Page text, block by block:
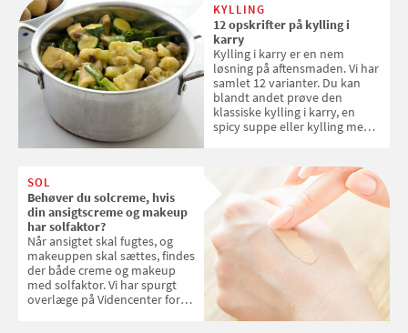
KYLLING
12 opskrifter på kylling i
karry
Kylling i karry er en nem
løsning på aftensmaden. Vi har
samlet 12 varianter. Du kan
blandt andet prøve den
klassiske kylling i karry, en
spicy suppe eller kylling med
SOL
Behøver du solcreme, hvis
din ansigtscreme og makeup
har solfaktor?
Når ansigtet skal fugtes, og
makeuppen skal sættes, findes
der både creme og makeup
med solfaktor. Vi har spurgt
overlæge på Videncenter for